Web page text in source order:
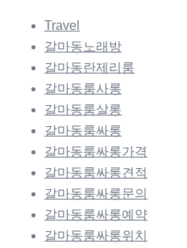
Travel
갈마동노래방
갈마동란제리룸
갈마동룸사롱
갈마동룸살롱
갈마동룸싸롱
갈마동룸싸롱가격
갈마동룸싸롱견적
갈마동룸싸롱문의
갈마동룸싸롱예약
갈마동룸싸롱위치